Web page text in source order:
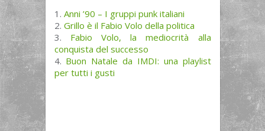
Anni ’90 – I gruppi punk italiani
Grillo è il Fabio Volo della politica
Fabio Volo, la mediocrità alla
conquista del successo
Buon Natale da IMDI: una playlist
per tutti i gusti